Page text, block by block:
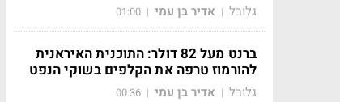
גלובל | אדיר בן עמי |
01:00
ברנט מעל 82 דולר: התוכנית האיראנית
להורמוז טרפה את הקלפים בשוקי הנפט
גלובל | אדיר בן עמי |
00:36